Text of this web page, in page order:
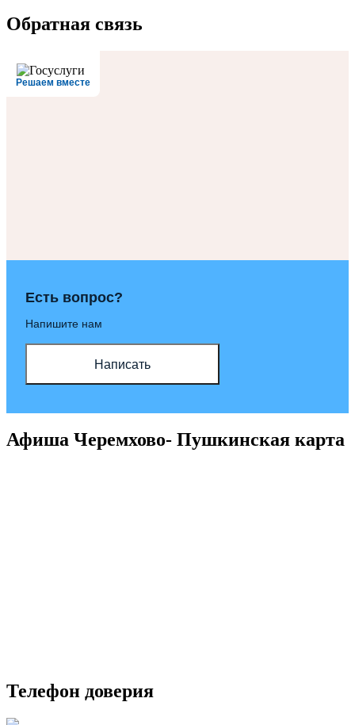
Обратная связь
Решаем вместе
Есть вопрос?
Напишите нам
Написать
Афиша Черемхово- Пушкинская карта
Телефон доверия